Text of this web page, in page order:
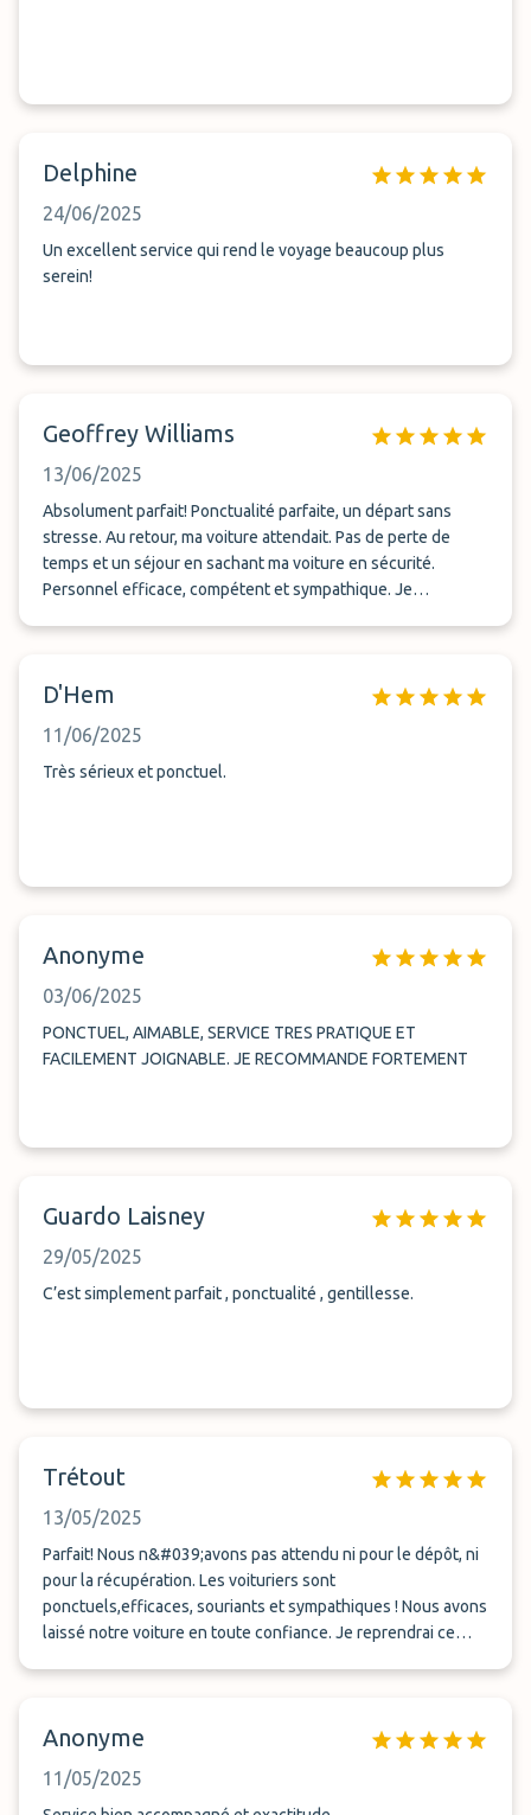
Delphine
24/06/2025
Un excellent service qui rend le voyage beaucoup plus
serein!
Geoffrey Williams
13/06/2025
Absolument parfait! Ponctualité parfaite, un départ sans
stresse. Au retour, ma voiture attendait. Pas de perte de
temps et un séjour en sachant ma voiture en sécurité.
Personnel efficace, compétent et sympathique. Je
D'Hem
11/06/2025
Très sérieux et ponctuel.
Anonyme
03/06/2025
PONCTUEL, AIMABLE, SERVICE TRES PRATIQUE ET
FACILEMENT JOIGNABLE. JE RECOMMANDE FORTEMENT
Guardo Laisney
29/05/2025
C’est simplement parfait , ponctualité , gentillesse.
Trétout
13/05/2025
Parfait! Nous n&#039;avons pas attendu ni pour le dépôt, ni
pour la récupération. Les voituriers sont
ponctuels,efficaces, souriants et sympathiques ! Nous avons
laissé notre voiture en toute confiance. Je reprendrai ce
Anonyme
11/05/2025